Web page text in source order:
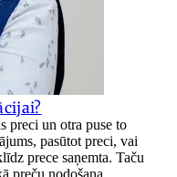
preci un otra puse to
pasūtot preci, vai
prece saņemta. Taču
preču nodošana